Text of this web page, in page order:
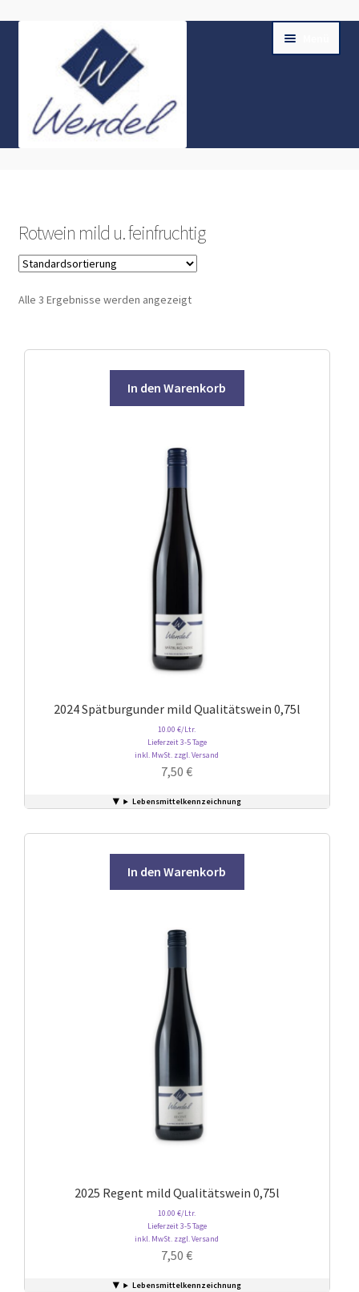
Navigation
springen
springen
Kasse
AGB & Impressum
Ökologischer Weinbau
Rotwein mild u. feinfruchtig
Alle 3 Ergebnisse werden angezeigt
2024 Spätburgunder mild Qualitätswein 0,75l
10.00 €/Ltr.
Lieferzeit 3-5 Tage
inkl. MwSt. zzgl. Versand
7,50€
Lebensmittelkennzeichnung
In den Warenkorb
2025 Regent mild Qualitätswein 0,75l
10.00 €/Ltr.
Lieferzeit 3-5 Tage
inkl. MwSt. zzgl. Versand
7,50€
Lebensmittelkennzeichnung
In den Warenkorb